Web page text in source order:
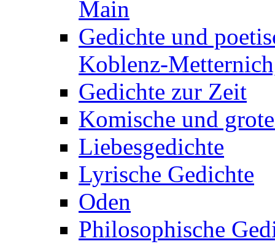
Main
Gedichte und
Koblenz-
Gedichte zur Zeit
Komische und
Liebesgedichte
Lyrische Gedichte
Oden
Philosophische